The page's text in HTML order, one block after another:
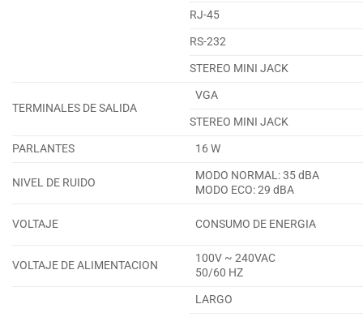
RJ-45
RS-232
STEREO MINI JACK
TERMINALES DE SALIDA
VGA
STEREO MINI JACK
PARLANTES
16 W
NIVEL DE RUIDO
MODO NORMAL: 35 dBA
MODO ECO: 29 dBA
VOLTAJE CONSUMO DE ENERGIA
VOLTAJE DE ALIMENTACION
100V ~ 240VAC
50/60 HZ
LARGO